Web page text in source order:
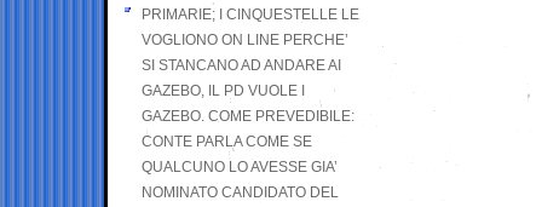
PRIMARIE; I CINQUESTELLE LE
VOGLIONO ON LINE PERCHE’
SI STANCANO AD ANDARE AI
GAZEBO, IL PD VUOLE I
GAZEBO. COME PREVEDIBILE:
CONTE PARLA COME SE
QUALCUNO LO AVESSE GIA’
NOMINATO CANDIDATO DEL